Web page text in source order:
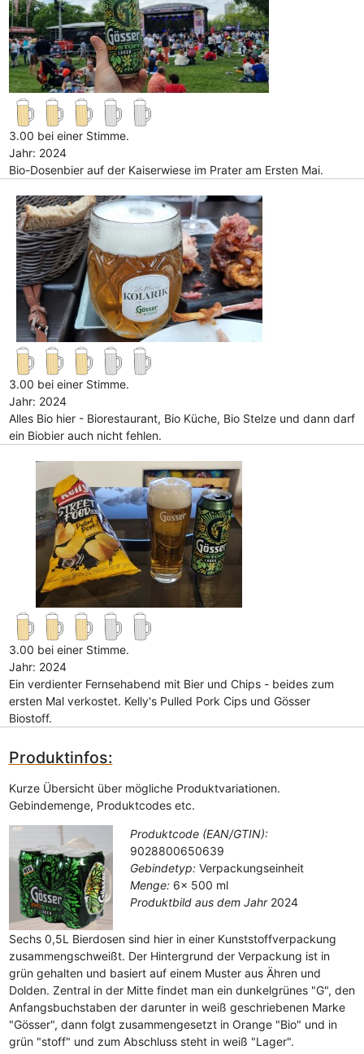
3.00 bei einer Stimme.
Jahr: 2024
Bio-Dosenbier auf der Kaiserwiese im Prater am Ersten Mai.
3.00 bei einer Stimme.
Jahr: 2024
Alles Bio hier - Biorestaurant, Bio Küche, Bio Stelze und dann darf
ein Biobier auch nicht fehlen.
3.00 bei einer Stimme.
Jahr: 2024
Ein verdienter Fernsehabend mit Bier und Chips - beides zum
ersten Mal verkostet. Kelly's Pulled Pork Cips und Gösser
Biostoff.
Produktinfos:
Kurze Übersicht über mögliche Produktvariationen.
Gebindemenge, Produktcodes etc.
Produktcode (EAN/GTIN):
9028800650639
Gebindetyp: Verpackungseinheit
Menge:6x 500 ml
Produktbild aus dem Jahr 2024
Sechs 0,5L Bierdosen sind hier in einer Kunststoffverpackung
zusammengschweißt. Der Hintergrund der Verpackung ist in
grün gehalten und basiert auf einem Muster aus Ähren und
Dolden. Zentral in der Mitte findet man ein dunkelgrünes "G", den
Anfangsbuchstaben der darunter in weiß geschriebenen Marke
"Gösser", dann folgt zusammengesetzt in Orange "Bio" und in
grün "stoff" und zum Abschluss steht in weiß "Lager".